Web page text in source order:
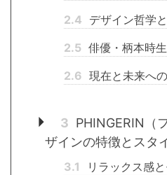
2.4 デザイン哲学
2.5 俳優・柄本時
2.6 現在と未来へ
3 PHINGERIN（
ザインの特徴とスタ
3.1
リラックス感